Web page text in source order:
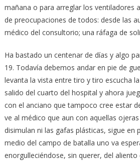
mañana o para arreglar los ventiladores
de preocupaciones de todos: desde las
médico del consultorio; una ráfaga de
Ha bastado un centenar de días y algo
19. Todavía debemos andar en pie de
levanta la vista entre tiro y tiro escucha
salido del cuarto del hospital y ahora
con el anciano que tampoco cree estar
ve al médico que aun con aquellas
disimulan ni las gafas plásticas, sigue en
medio del campo de batalla uno va
enorgulleciéndose, sin querer, del aliento